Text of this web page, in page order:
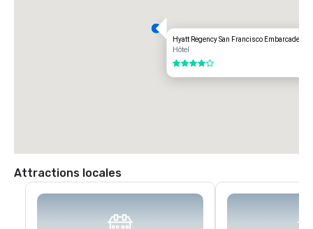
Hyatt Regency San Francisco Embarcadero
Hôtel
4 sur 5
Attractions locales